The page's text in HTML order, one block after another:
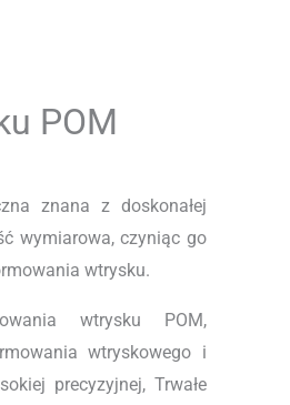
POM
znana z doskonałej
wymiarowa, czyniąc go
wtrysku.
wtrysku POM,
wtryskowego i
precyzyjnej, Trwałe